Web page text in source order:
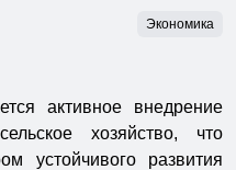
Экономика
активное внедрение
хозяйство, что
устойчивого развития